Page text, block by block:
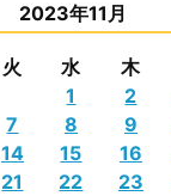
2023年11月
火 水 木
1
2
7 8 9
14 15 16
21 22 23